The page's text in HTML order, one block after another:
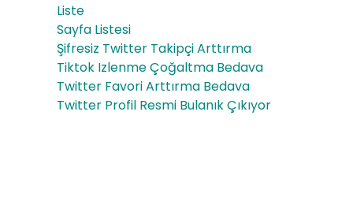
Des
teğ
i
Gü
nce
l
Liste
Sayfa Listesi
Şifresiz Twitter Takipçi Arttırma
Tiktok Izlenme Çoğaltma Bedava
Twitter Favori Arttırma Bedava
Twitter Profil Resmi Bulanık Çıkıyor